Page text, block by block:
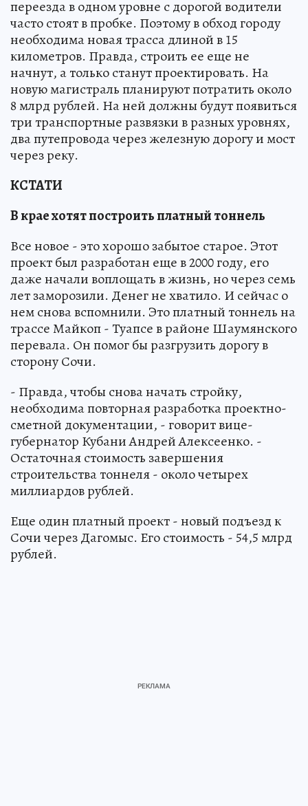
переезда в одном уровне с дорогой водители
часто стоят в пробке. Поэтому в обход городу
необходима новая трасса длиной в 15
километров. Правда, строить ее еще не
начнут, а только станут проектировать. На
новую магистраль планируют потратить около
8 млрд рублей. На ней должны будут появиться
три транспортные развязки в разных уровнях,
два путепровода через железную дорогу и мост
через реку.
КСТАТИ
В крае хотят построить платный тоннель
Все новое - это хорошо забытое старое. Этот
проект был разработан еще в 2000 году, его
даже начали воплощать в жизнь, но через семь
лет заморозили. Денег не хватило. И сейчас о
нем снова вспомнили. Это платный тоннель на
трассе Майкоп - Туапсе в районе Шаумянского
перевала. Он помог бы разгрузить дорогу в
сторону Сочи.
- Правда, чтобы снова начать стройку,
необходима повторная разработка проектно-
сметной документации, - говорит вице-
губернатор Кубани Андрей Алексеенко. -
Остаточная стоимость завершения
строительства тоннеля - около четырех
миллиардов рублей.
Еще один платный проект - новый подъезд к
Сочи через Дагомыс. Его стоимость - 54,5 млрд
рублей.